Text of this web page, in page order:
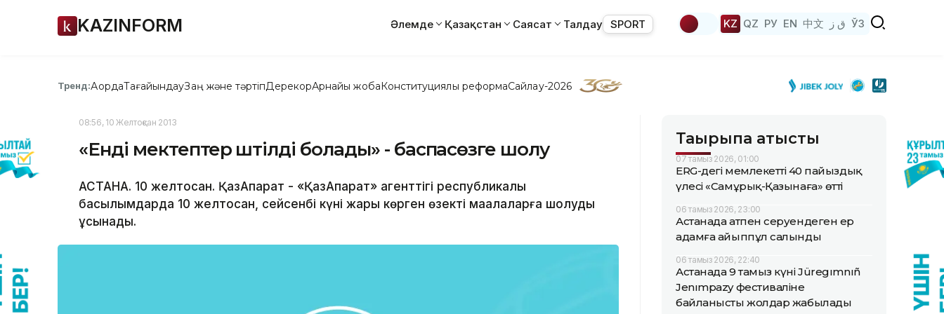
KAZINFORM Әлемде Қазақстан Саясат Талдау SPORT KZ QZ РУ EN 中文 ق ز ЎЗ
Тренд:АқордаТағайындауЗаң және тәртіпДерекқорАрнайы жобаКонституциялық реформаСайлау-2026
08:56, 10 Желтоқсан 2013
«Енді мектептер үштілді болады» - баспасөзге шолу
АСТАНА. 10 желтоқсан. ҚазАқпарат - «ҚазАқпарат» агенттігі республикалық
басылымдарда 10 желтоқсан, сейсенбі күні жарық көрген өзекті мақалаларға шолуды
ұсынады.
Тақырыпқа қатысты
07 тамыз 2026, 01:00
ERG-дегі мемлекеттің 40 пайыздық
үлесі «Самұрық-Қазынаға» өтті
06 тамыз 2026, 23:00
Астанада атпен серуендеген ер
адамға айыппұл салынды
06 тамыз 2026, 22:40
Астанада 9 тамыз күні Jüregımnıñ
Jenımpazy фестиваліне
байланысты жолдар жабылады